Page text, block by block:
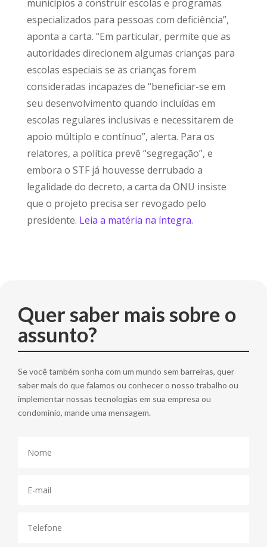
municípios a construir escolas e programas
especializados para pessoas com deficiência”,
aponta a carta. “Em particular, permite que as
autoridades direcionem algumas crianças para
escolas especiais se as crianças forem
consideradas incapazes de “beneficiar-se em
seu desenvolvimento quando incluídas em
escolas regulares inclusivas e necessitarem de
apoio múltiplo e contínuo”, alerta. Para os
relatores, a política prevê “segregação”, e
embora o STF já houvesse derrubado a
legalidade do decreto, a carta da ONU insiste
que o projeto precisa ser revogado pelo
presidente. Leia a matéria na íntegra.
Quer saber mais sobre o
assunto?
Se você também sonha com um mundo sem barreiras, quer
saber mais do que falamos ou conhecer o nosso trabalho ou
implementar nossas tecnologias em sua empresa ou
condomínio, mande uma mensagem.